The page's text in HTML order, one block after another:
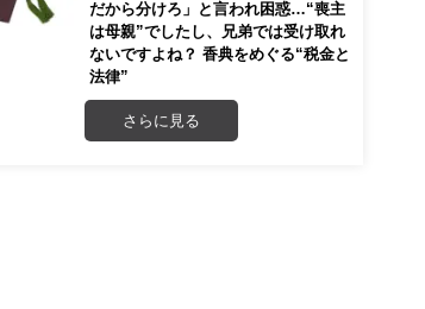
だから分けろ」と言われ困惑…“喪主
は母親”でしたし、兄弟では受け取れ
ないですよね？ 香典をめぐる“税金と
法律”
さらに見る